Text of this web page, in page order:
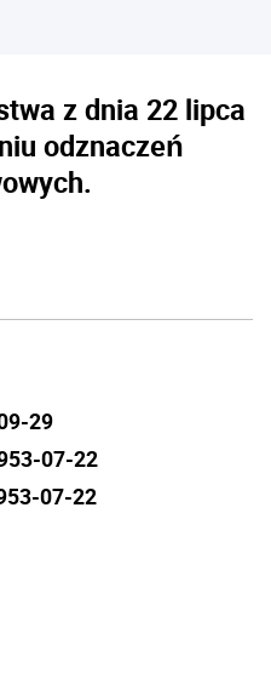
z dnia 22 lipca
odznaczeń
29
07-22
07-22